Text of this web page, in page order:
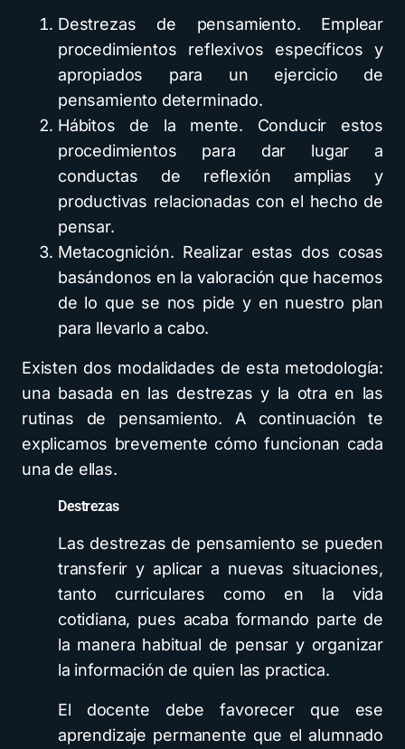
Destrezas de pensamiento. Emplear
procedimientos reflexivos específicos y
apropiados para un ejercicio de
pensamiento determinado.
Hábitos de la mente. Conducir estos
procedimientos para dar lugar a
conductas de reflexión amplias y
productivas relacionadas con el hecho de
pensar.
Metacognición. Realizar estas dos cosas
basándonos en la valoración que hacemos
de lo que se nos pide y en nuestro plan
para llevarlo a cabo.
Existen dos modalidades de esta metodología:
una basada en las destrezas y la otra en las
rutinas de pensamiento. A continuación te
explicamos brevemente cómo funcionan cada
una de ellas.
Destrezas
Las destrezas de pensamiento se pueden
transferir y aplicar a nuevas situaciones,
tanto curriculares como en la vida
cotidiana, pues acaba formando parte de
la manera habitual de pensar y organizar
la información de quien las practica.
El docente debe favorecer que ese
aprendizaje permanente que el alumnado